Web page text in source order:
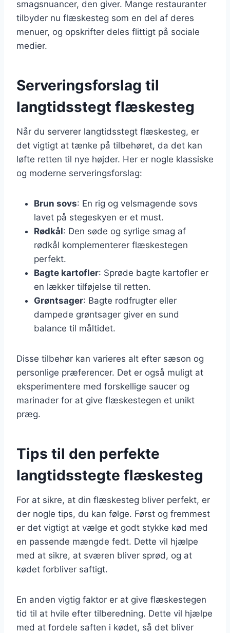
smagsnuancer, den giver. Mange restauranter
tilbyder nu flæskesteg som en del af deres
menuer, og opskrifter deles flittigt på sociale
medier.
Serveringsforslag til
langtidsstegt flæskesteg
Når du serverer langtidsstegt flæskesteg, er
det vigtigt at tænke på tilbehøret, da det kan
løfte retten til nye højder. Her er nogle klassiske
og moderne serveringsforslag:
Brun sovs: En rig og velsmagende sovs
lavet på stegeskyen er et must.
Rødkål: Den søde og syrlige smag af
rødkål komplementerer flæskestegen
perfekt.
Bagte kartofler: Sprøde bagte kartofler er
en lækker tilføjelse til retten.
Grøntsager: Bagte rodfrugter eller
dampede grøntsager giver en sund
balance til måltidet.
Disse tilbehør kan varieres alt efter sæson og
personlige præferencer. Det er også muligt at
eksperimentere med forskellige saucer og
marinader for at give flæskestegen et unikt
præg.
Tips til den perfekte
langtidsstegte flæskesteg
For at sikre, at din flæskesteg bliver perfekt, er
der nogle tips, du kan følge. Først og fremmest
er det vigtigt at vælge et godt stykke kød med
en passende mængde fedt. Dette vil hjælpe
med at sikre, at sværen bliver sprød, og at
kødet forbliver saftigt.
En anden vigtig faktor er at give flæskestegen
tid til at hvile efter tilberedning. Dette vil hjælpe
med at fordele saften i kødet, så det bliver